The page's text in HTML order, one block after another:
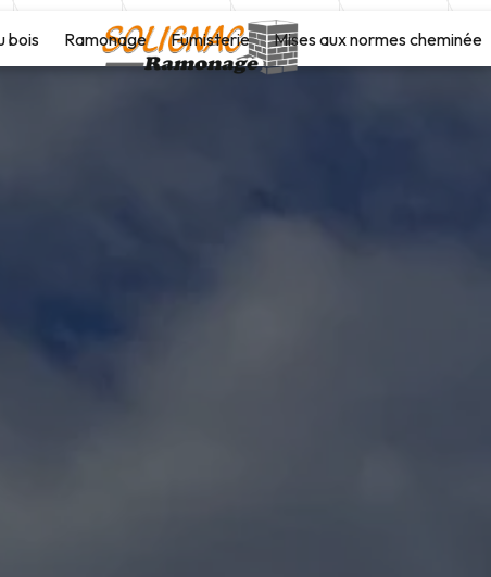
bois Ramonage Fumisterie Mises aux normes cheminée